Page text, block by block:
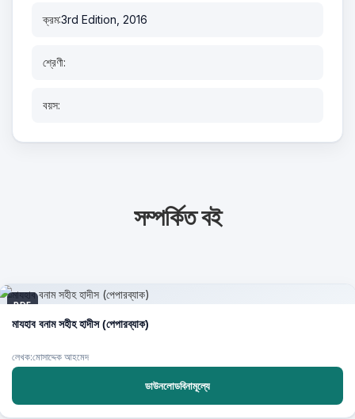
ক্রম:3rd Edition, 2016
শ্রেণী:
বয়স:
সম্পর্কিত বই
PDF
মাযহাব বনাম সহীহ হাদীস (পেপারব্যাক)
লেখক:মোসাদ্দেক আহমেদ
ডাউনলোডবিনামূল্যে